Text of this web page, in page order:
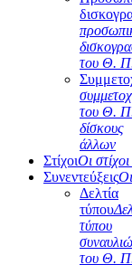
του Θ.
του Θ.
δίσκους
άλλων
ΣτίχοιΟι
Συνεντεύξεις
Δελτία
τύπου
τύπου
του Θ.